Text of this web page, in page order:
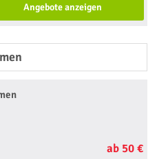
Angebote anzeigen
ab 50 €